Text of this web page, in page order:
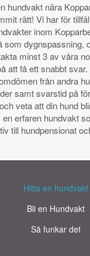
hundvakt nära
rätt! Vi har för
inom
som dygnspassning,
minst 3 av våra
att få ett snabbt
från andra
samt svarstid på
veta att din hund
erfaren hundvakt
till hundpensionat
Hitta en hundvakt
Bli en Hundvakt
Så funkar det